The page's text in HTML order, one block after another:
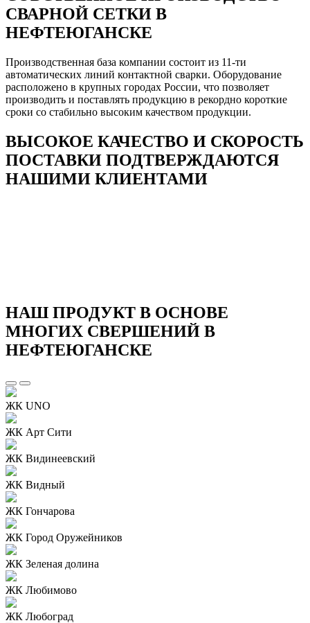
СВАРНОЙ СЕТКИ В
НЕФТЕЮГАНСКЕ
Производственная база компании состоит из 11-ти
автоматических линий контактной сварки. Оборудование
расположено в крупных городах России, что позволяет
производить и поставлять продукцию в рекордно короткие
сроки со стабильно высоким качеством продукции.
ВЫСОКОЕ КАЧЕСТВО И СКОРОСТЬ
ПОСТАВКИ ПОДТВЕРЖДАЮТСЯ
НАШИМИ КЛИЕНТАМИ
НАШ ПРОДУКТ В ОСНОВЕ
МНОГИХ СВЕРШЕНИЙ В
НЕФТЕЮГАНСКЕ
ЖК UNO
ЖК Арт Сити
ЖК Видинеевский
ЖК Видный
ЖК Гончарова
ЖК Город Оружейников
ЖК Зеленая долина
ЖК Любимово
ЖК Любоград